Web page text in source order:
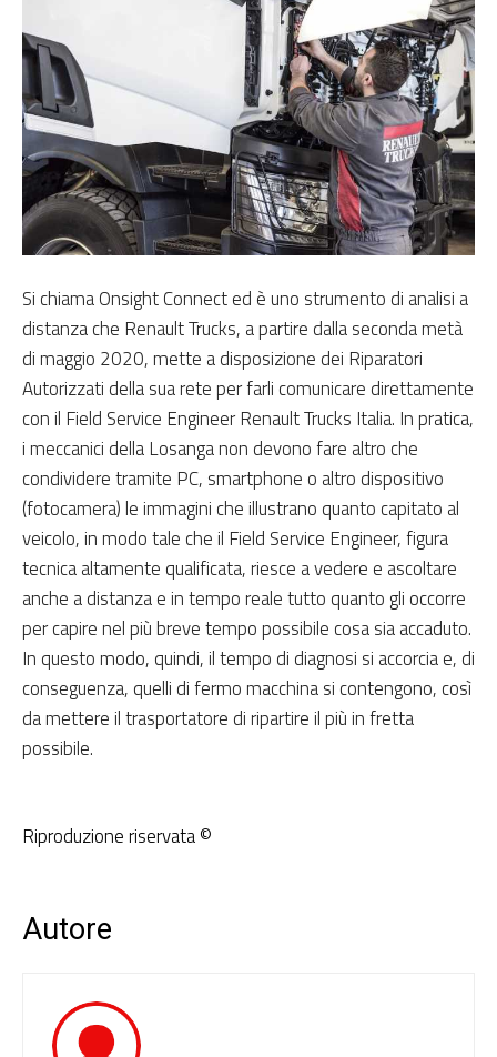
Si chiamaOnsight Connect ed è uno strumento di analisi a
distanza che Renault Trucks, a partire dalla seconda metà
di maggio 2020, mette a disposizione dei Riparatori
Autorizzati della sua rete per farli comunicare direttamente
con il Field Service Engineer Renault Trucks Italia. In pratica,
i meccanici della Losanga non devono fare altro che
condividere tramite PC, smartphone o altro dispositivo
(fotocamera) le immagini che illustrano quanto capitato al
veicolo, in modo tale che il Field Service Engineer, figura
tecnica altamente qualificata, riesce a vedere e ascoltare
anche a distanza e in tempo reale tutto quanto gli occorre
per capire nel più breve tempo possibile cosa sia accaduto.
In questo modo, quindi, il tempo di diagnosi si accorcia e, di
conseguenza, quelli di fermo macchina si contengono, così
da mettere il trasportatore di ripartire il più in fretta
possibile.
Riproduzione riservata ©
Autore